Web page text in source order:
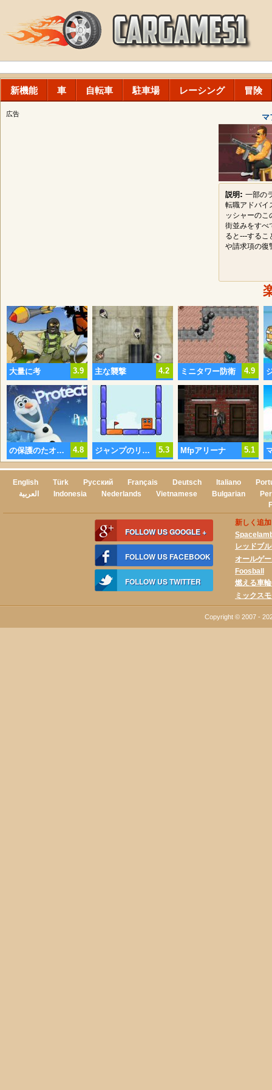
新機能 車 自転車 駐車場 レーシング 冒険
広告 マ
説明: 一部の
転職アドバイ
ッシャーの
街並みをすべ
ると---するこ
や請求項の復
3.9
大量に考 4.2
主な襲撃 4.9
ミニタワー防衛
4.8
の保護のたオラフ 5.3
ジャンプのリメイクボックス 5.1
Mfpアリーナ
English Türk Русский Français Deutsch Italiano
العربية
Indonesia Nederlands Vietnamese Bulgarian
FOLLOW US GOOGLE +
FOLLOW US FACEBOOK
FOLLOW US TWITTER
新しく追
レッドブ
オールゲ
Foosball
燃える車
ミックス
Copyright © 2007 -